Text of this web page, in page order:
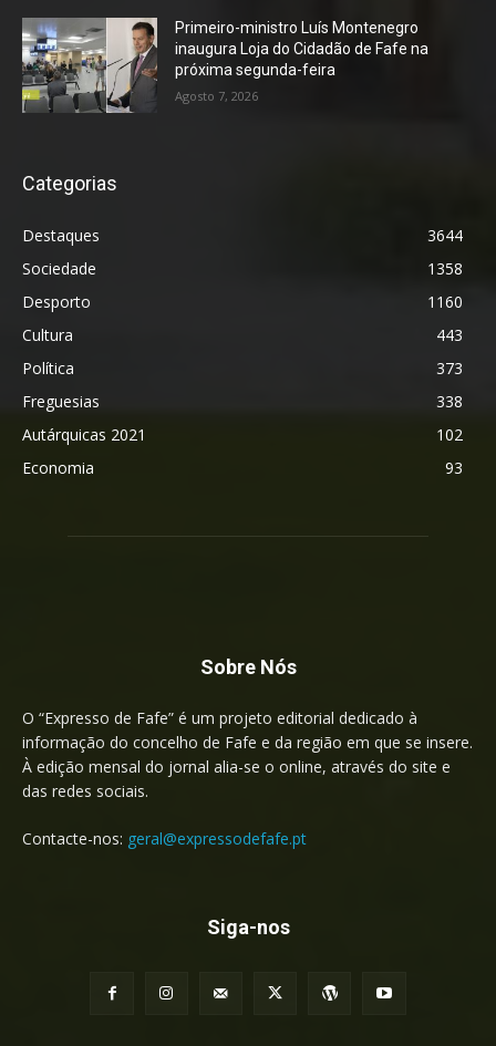
Primeiro-ministro Luís Montenegro
inaugura Loja do Cidadão de Fafe na
próxima segunda-feira
Agosto 7, 2026
Categorias
Destaques
3644
Sociedade
1358
Desporto
1160
Cultura
443
Política
373
Freguesias
338
Autárquicas 2021
102
Economia
93
Sobre Nós
O “Expresso de Fafe” é um projeto editorial dedicado à
informação do concelho de Fafe e da região em que se insere.
À edição mensal do jornal alia-se o online, através do site e
das redes sociais.
Contacte-nos: geral@expressodefafe.pt
Siga-nos